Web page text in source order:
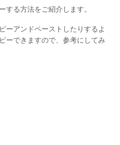
する方法をご紹介します。
ーアンドペーストしたりするよ
ーできますので、参考にしてみ